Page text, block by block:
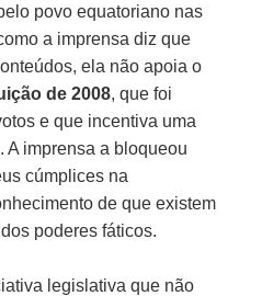
povo equatoriano nas
a imprensa diz que
ela não apoia o
de 2008, que foi
e que incentiva uma
A imprensa a bloqueou
cúmplices na
de que existem
poderes fáticos.
legislativa que não